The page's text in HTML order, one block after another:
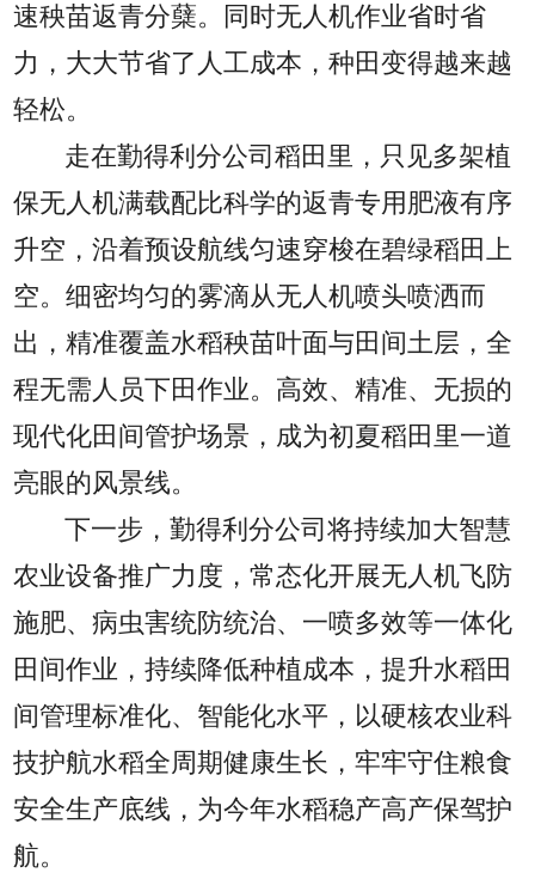
速秧苗返青分蘖。同时无人机作业省时省
力，大大节省了人工成本，种田变得越来越
轻松。
走在勤得利分公司稻田里，只见多架植
保无人机满载配比科学的返青专用肥液有序
升空，沿着预设航线匀速穿梭在碧绿稻田上
空。细密均匀的雾滴从无人机喷头喷洒而
出，精准覆盖水稻秧苗叶面与田间土层，全
程无需人员下田作业。高效、精准、无损的
现代化田间管护场景，成为初夏稻田里一道
亮眼的风景线。
下一步，勤得利分公司将持续加大智慧
农业设备推广力度，常态化开展无人机飞防
施肥、病虫害统防统治、一喷多效等一体化
田间作业，持续降低种植成本，提升水稻田
间管理标准化、智能化水平，以硬核农业科
技护航水稻全周期健康生长，牢牢守住粮食
安全生产底线，为今年水稻稳产高产保驾护
航。